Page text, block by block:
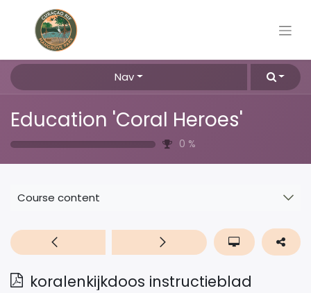
Nav
Education 'Coral Heroes'
0 %
Course content
koralenkijkdoos instructieblad